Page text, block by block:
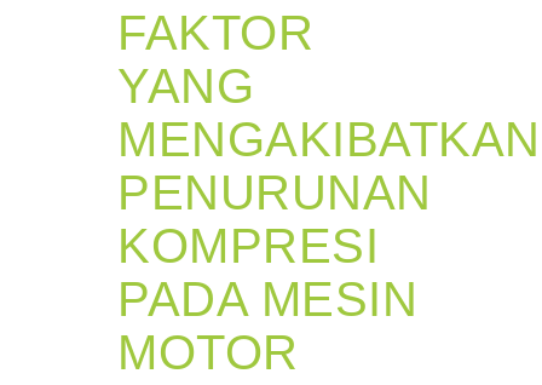
FAKTOR
YANG
MENGAKIBATKAN
PENURUNAN
KOMPRESI
PADA MESIN
MOTOR